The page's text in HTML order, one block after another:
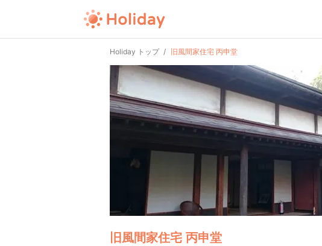
Holiday トップ 旧風間家住宅 丙申堂
旧風間家住宅 丙申堂